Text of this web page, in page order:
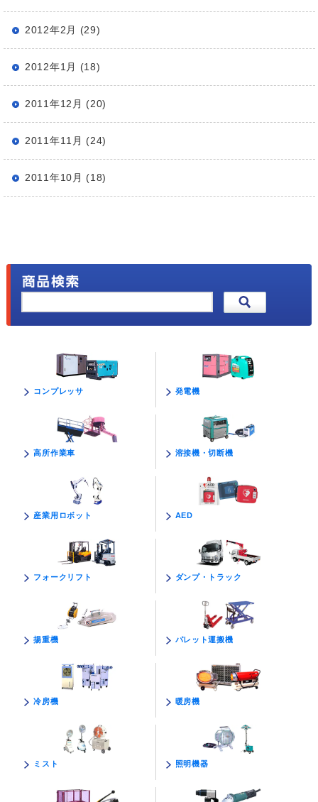
2012年2月 (29)
2012年1月 (18)
2011年12月 (20)
2011年11月 (24)
2011年10月 (18)
コンプレッサ 発電機
高所作業車 溶接機・切断機
産業用ロボット AED
フォークリフト ダンプ・トラック
揚重機 パレット運搬機
冷房機 暖房機
ミスト 照明機器